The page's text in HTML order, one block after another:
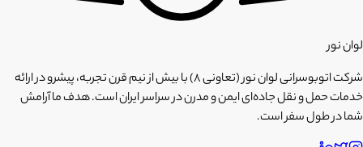
لوان نور
شرکت اتوبوسرانی لوان نور (تعاونی ۸) با بیش از نیم قرن تجربه، پیشرو در ارائه
خدمات حمل و نقل جاده‌ای ایمن و مدرن در سراسر ایران است. هدف ما آرامش
شما در طول سفر است.